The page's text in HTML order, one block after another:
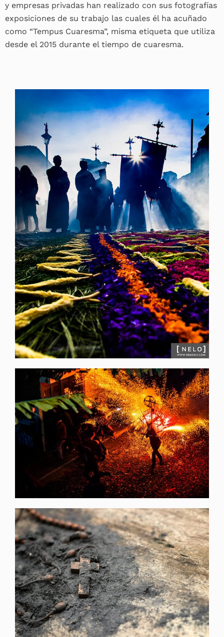
y empresas privadas han realizado con sus fotografías
exposiciones de su trabajo las cuales él ha acuñado
como “Tempus Cuaresma”, misma etiqueta que utiliza
desde el 2015 durante el tiempo de cuaresma.